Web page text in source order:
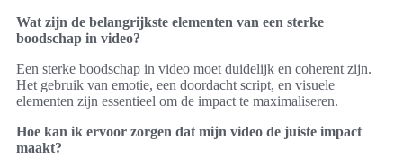
Wat zijn de belangrijkste elementen van een sterke
boodschap in video?
Een sterke boodschap in video moet duidelijk en coherent zijn.
Het gebruik van emotie, een doordacht script, en visuele
elementen zijn essentieel om de impact te maximaliseren.
Hoe kan ik ervoor zorgen dat mijn video de juiste impact
maakt?